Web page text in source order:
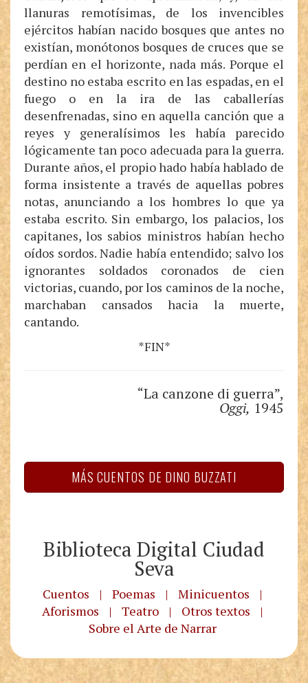
llanuras remotísimas, de los invencibles
ejércitos habían nacido bosques que antes no
existían, monótonos bosques de cruces que se
perdían en el horizonte, nada más. Porque el
destino no estaba escrito en las espadas, en el
fuego o en la ira de las caballerías
desenfrenadas, sino en aquella canción que a
reyes y generalísimos les había parecido
lógicamente tan poco adecuada para la guerra.
Durante años, el propio hado había hablado de
forma insistente a través de aquellas pobres
notas, anunciando a los hombres lo que ya
estaba escrito. Sin embargo, los palacios, los
capitanes, los sabios ministros habían hecho
oídos sordos. Nadie había entendido; salvo los
ignorantes soldados coronados de cien
victorias, cuando, por los caminos de la noche,
marchaban cansados hacia la muerte,
cantando.
*FIN*
“La canzone di guerra”,
Oggi, 1945
MÁS CUENTOS DE DINO BUZZATI
Biblioteca Digital Ciudad
Seva
Cuentos | Poemas | Minicuentos
|
Aforismos
| Teatro | Otros textos
|
Sobre el Arte de Narrar